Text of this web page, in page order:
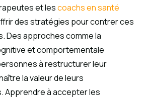
et lescoachs en santé
des stratégies pour contrer ces
Des approches comme la
et comportementale
à restructurer leur
la valeur de leurs
Apprendre à accepter les